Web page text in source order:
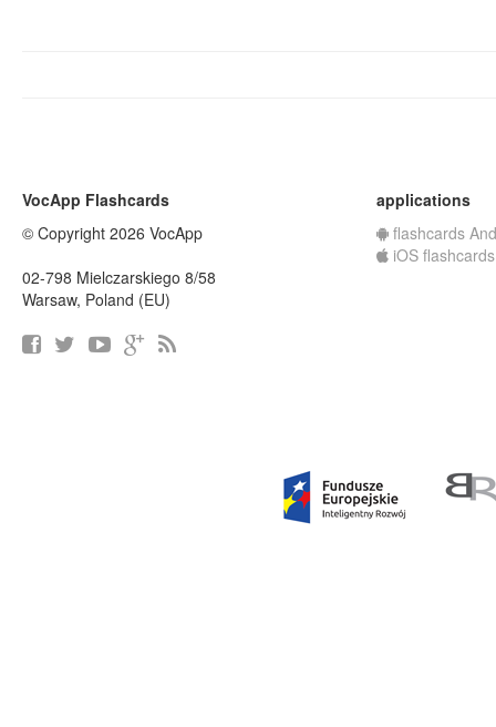
VocApp Flashcards
© Copyright 2026 VocApp
02-798 Mielczarskiego 8/58
Warsaw, Poland (EU)
applications
flashcards
iOS flashcards